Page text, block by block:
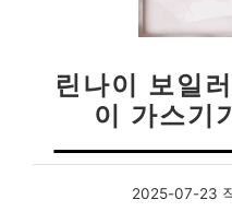
린나이 보일
이 가스기
2025-07-23